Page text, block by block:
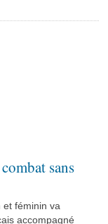
sans
et féminin va
accompagné